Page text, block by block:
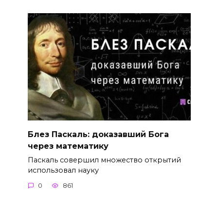
Блез Паскаль: доказавший Бога
через математику
Паскаль совершил множество открытий
использовал науку
0 861